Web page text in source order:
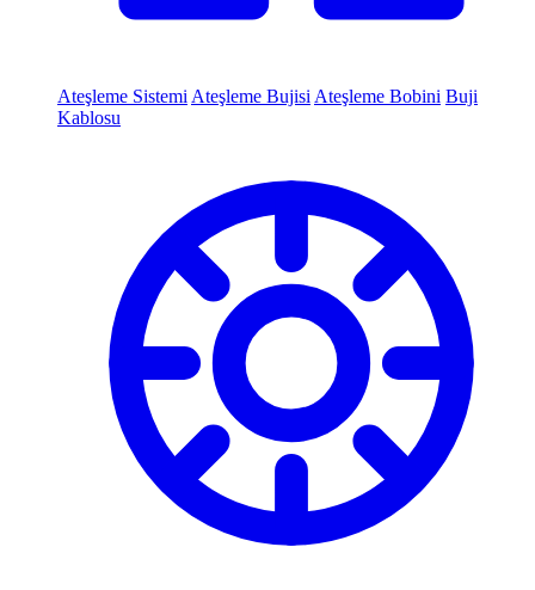
Ateşleme Sistemi Ateşleme Bujisi Ateşleme Bobini Buji
Kablosu